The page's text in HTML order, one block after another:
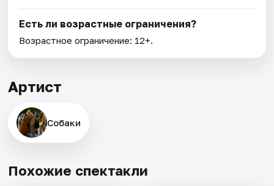
Есть ли возрастные ограничения?
Возрастное ограничение: 12+.
Артист
Собаки
Похожие спектакли